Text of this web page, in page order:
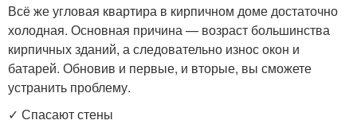
Всё же угловая квартира в кирпичном доме достаточно
холодная. Основная причина — возраст большинства
кирпичных зданий, а следовательно износ окон и
батарей. Обновив и первые, и вторые, вы сможете
устранить проблему.
✓ Спасают стены